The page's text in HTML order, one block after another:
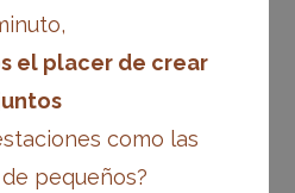
el placer de crear
como las
pequeños?